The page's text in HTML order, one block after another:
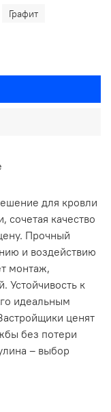
Графит
для кровли
сочетая качество
Прочный
и воздействию
монтаж,
Устойчивость к
идеальным
ценят
без потери
– выбор